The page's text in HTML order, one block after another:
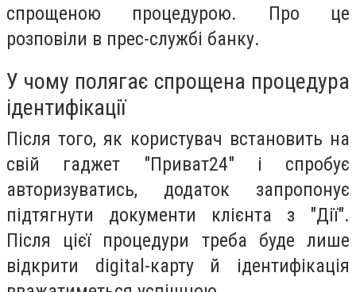
спрощеною процедурою. Про це
розповіли в прес-службі банку.
У чому полягає спрощена процедура
ідентифікації
Після того, як користувач встановить на
свій гаджет "Приват24" і спробує
авторизуватись, додаток запропонує
підтягнути документи клієнта з "Дії".
Після цієї процедури треба буде лише
відкрити digital-карту й ідентифікація